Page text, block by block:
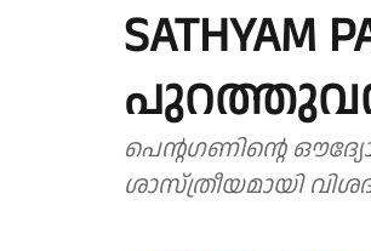
SATHYAM
പെന്റഗണിന്റെ
ശാസ്ത്രീയമായി